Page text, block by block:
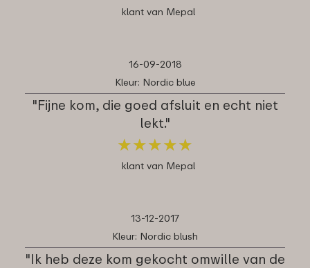
klant van Mepal
16-09-2018
Kleur: Nordic blue
"Fijne kom, die goed afsluit en echt niet
lekt."
★★★★★
★★★★★
klant van Mepal
13-12-2017
Kleur: Nordic blush
"Ik heb deze kom gekocht omwille van de